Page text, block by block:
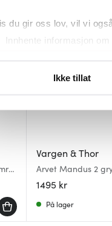
du gir oss lov, vil vi
Innhente informasjon
kan hele tiden endre
bruker
eller som de har
Ikke tillat
Vargen & Thor
Arvet Mandus 2
1495 kr
På lager